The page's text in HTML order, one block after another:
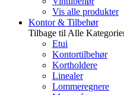
Vis alle produkter
Kontor & Tilbehør
Tilbage til Alle
Etui
Kontortilbehør
Kortholdere
Linealer
Lommeregnere